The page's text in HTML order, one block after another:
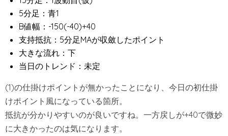
5分足：青1
B値幅：-150(-40)+40
支持抵抗：5分足MAが収斂したポイント
大きな流れ：下
当日のトレンド：未定
(1)の仕掛けポイントが無かったことになり、今日の初仕掛
けポイント風になっている箇所。
抵抗が分かりやすいのが良いですね。一方戻しが+40で微妙
に大きかったのは気になります。